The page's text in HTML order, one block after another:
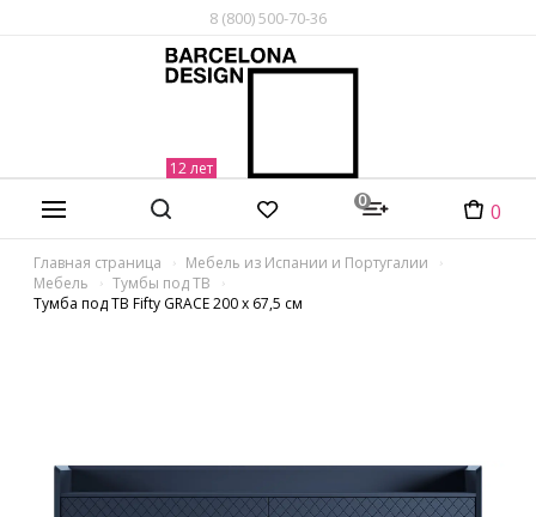
8 (800) 500-70-36
0 0
Главная страница
Мебель из Испании и Португалии
Мебель
Тумбы под ТВ
Тумба под ТВ Fifty GRACE 200 x 67,5 см